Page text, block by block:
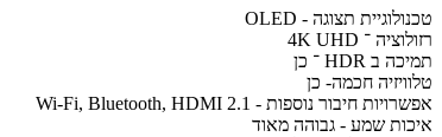
טכנולוגיית תצוגה - OLED
רזולוציה ־ 4K UHD
תמיכה ב HDR ־ כן
טלוויזיה חכמה- כן
אפשרויות חיבור נוספות - Wi-Fi, Bluetooth, HDMI 2.1
איכות שמע - גבוהה מאוד